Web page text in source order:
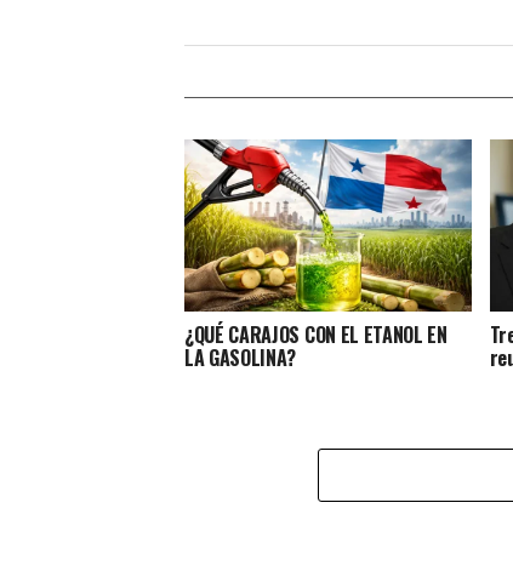
¿QUÉ CARAJOS CON EL ETANOL EN
LA GASOLINA?